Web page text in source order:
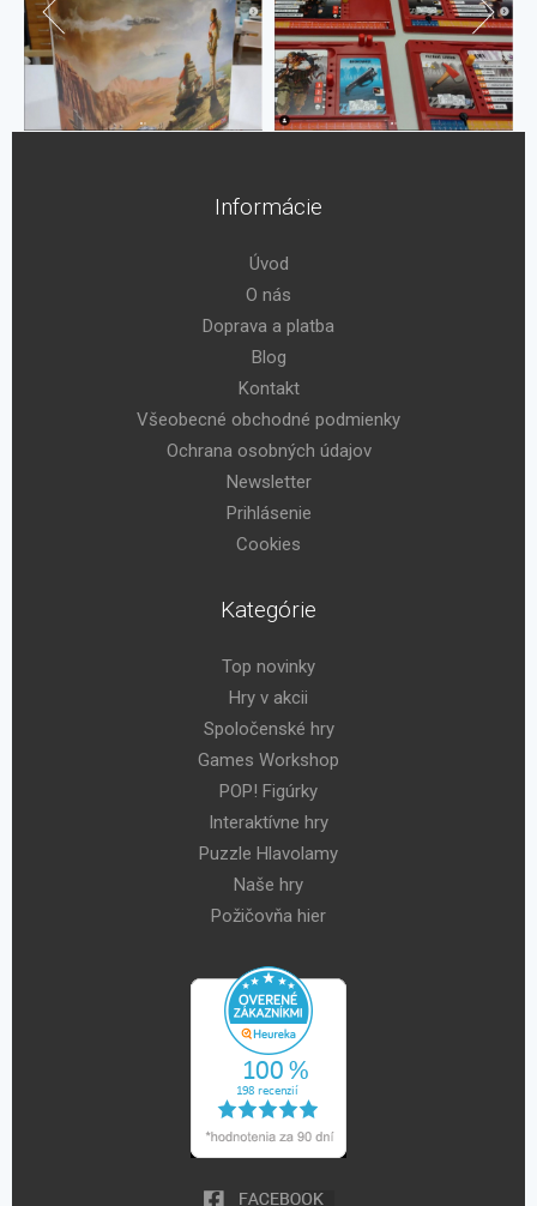
Informácie
Úvod
O nás
Doprava a platba
Blog
Kontakt
Všeobecné obchodné podmienky
Ochrana osobných údajov
Newsletter
Prihlásenie
Cookies
Kategórie
Top novinky
Hry v akcii
Spoločenské hry
Games Workshop
POP! Figúrky
Interaktívne hry
Puzzle Hlavolamy
Naše hry
Požičovňa hier